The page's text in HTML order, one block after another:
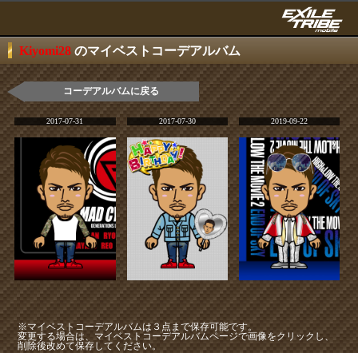
Kiyomi28 のマイベストコーデアルバム
コーデアルバムに戻る
2017-07-31 2017-07-30 2019-09-22
※マイベストコーデアルバムは３点まで保存可能です。
変更する場合は、マイベストコーデアルバムページで画像をクリックし、
削除後改めて保存してください。